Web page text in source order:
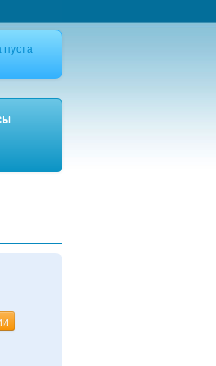
пуста